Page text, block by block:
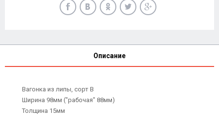
Описание
Вагонка из липы, сорт В
Ширина 98мм ("рабочая" 88мм)
Толщина 15мм